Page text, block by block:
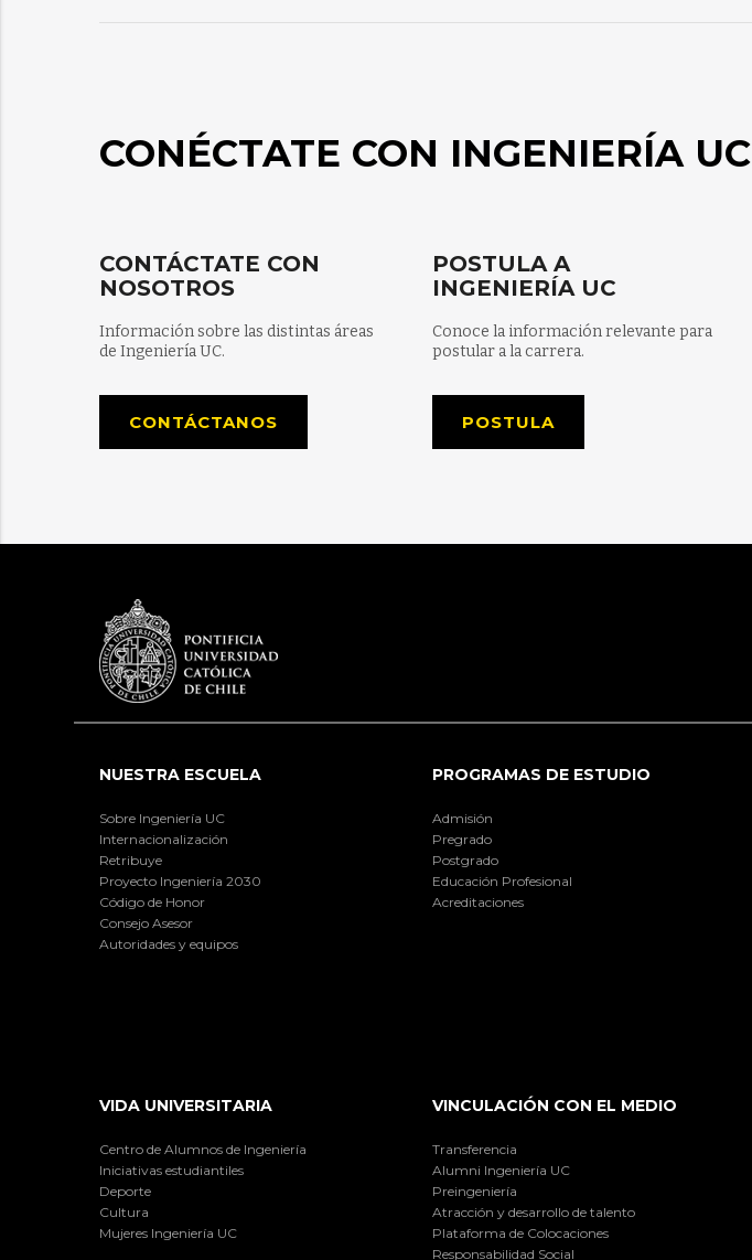
CONÉCTATE CON INGENIERÍA UC
CONTÁCTATE CON
NOSOTROS
Información sobre las distintas áreas
de Ingeniería UC.
CONTÁCTANOS
POSTULA A
INGENIERÍA UC
Conoce la información relevante para
postular a la carrera.
POSTULA
NUESTRA ESCUELA
Sobre Ingeniería UC
Internacionalización
Retribuye
Proyecto Ingeniería 2030
Código de Honor
Consejo Asesor
Autoridades y equipos
PROGRAMAS DE ESTUDIO
Admisión
Pregrado
Postgrado
Educación Profesional
Acreditaciones
VIDA UNIVERSITARIA
Centro de Alumnos de Ingeniería
Iniciativas estudiantiles
Deporte
Cultura
Mujeres Ingeniería UC
VINCULACIÓN CON EL MEDIO
Transferencia
Alumni Ingeniería UC
Preingeniería
Atracción y desarrollo de talento
Plataforma de Colocaciones
Responsabilidad Social